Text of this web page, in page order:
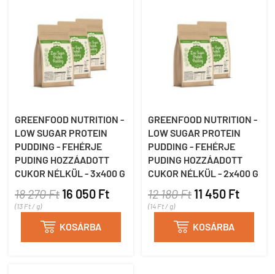
GREENFOOD NUTRITION -
LOW SUGAR PROTEIN
PUDDING - FEHÉRJE
PUDING HOZZÁADOTT
CUKOR NÉLKÜL - 3x400 G
18 270 Ft 16 050 Ft
(13 Ft / g)
 KOSÁRBA
GREENFOOD NUTRITION -
LOW SUGAR PROTEIN
PUDDING - FEHÉRJE
PUDING HOZZÁADOTT
CUKOR NÉLKÜL - 2x400 G
12 180 Ft 11 450 Ft
(14 Ft / g)
 KOSÁRBA